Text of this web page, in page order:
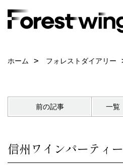
ホーム フォレストダイアリー
前の記事 一覧
信州ワインパーティー